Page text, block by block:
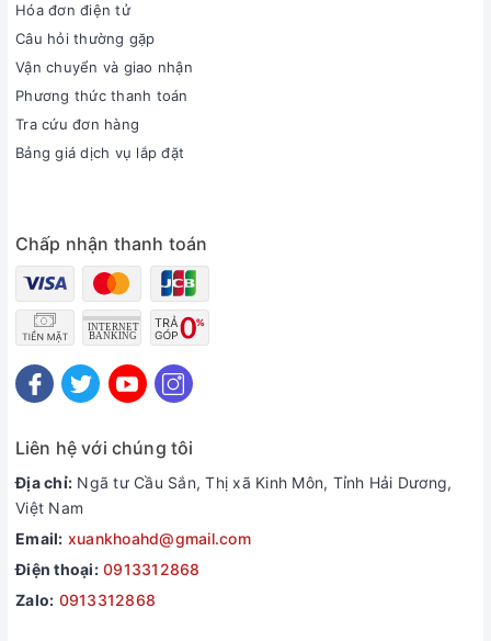
Hóa đơn điện tử
Câu hỏi thường gặp
Vận chuyển và giao nhận
Phương thức thanh toán
Tra cứu đơn hàng
Bảng giá dịch vụ lắp đặt
Chấp nhận thanh toán
Liên hệ với chúng tôi
Địa chỉ: Ngã tư Cầu Sắn, Thị xã Kinh Môn, Tỉnh Hải Dương,
Việt Nam
Email: xuankhoahd@gmail.com
Điện thoại: 0913312868
Zalo: 0913312868